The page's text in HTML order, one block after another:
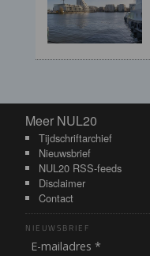
Meer NUL20
Meer NUL20
Tijdschriftarchief
Nieuwsbrief
NUL20 RSS-feeds
Disclaimer
Contact
NIEUWSBRIEF
E-mailadres *